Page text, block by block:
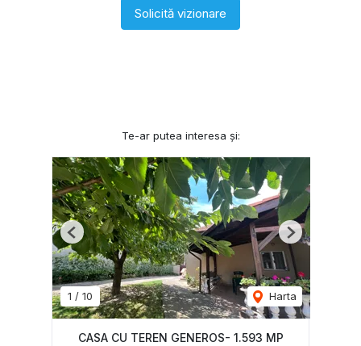
Solicită vizionare
Te-ar putea interesa și:
1 / 10 Harta
Previous Next
CASA CU TEREN GENEROS- 1.593 MP